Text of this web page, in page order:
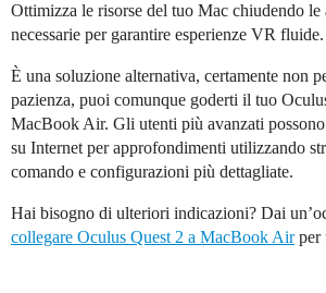
Ottimizza le risorse del tuo Mac chiudendo
necessarie per garantire esperienze VR fluide.
È una soluzione alternativa, certamente non
pazienza, puoi comunque goderti il tuo
MacBook Air. Gli utenti più avanzati
su Internet per approfondimenti utilizzando
comando e configurazioni più dettagliate.
Hai bisogno di ulteriori indicazioni? Dai
collegare Oculus Quest 2 a MacBook Airper